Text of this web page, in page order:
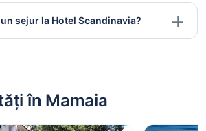
sejur la Hotel Scandinavia?
în Mamaia